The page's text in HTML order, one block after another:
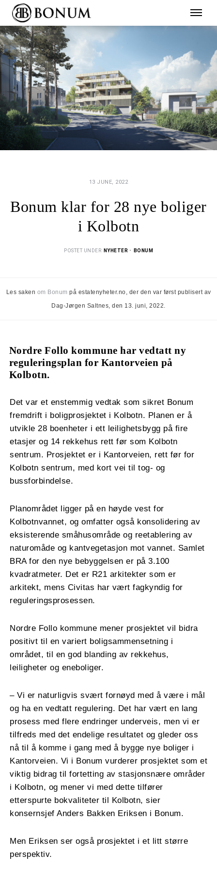
13 JUNE, 2022
Bonum klar for 28 nye boliger
i Kolbotn
POSTET UNDER NYHETER • BONUM
Les saken om Bonum på estatenyheter.no, der den var først publisert av
Dag-Jørgen Saltnes, den 13. juni, 2022.
Nordre Follo kommune har vedtatt ny
reguleringsplan for Kantorveien på
Kolbotn.
Det var et enstemmig vedtak som sikret Bonum
fremdrift i boligprosjektet i Kolbotn. Planen er å
utvikle 28 boenheter i ett leilighetsbygg på fire
etasjer og 14 rekkehus rett før som Kolbotn
sentrum. Prosjektet er i Kantorveien, rett før for
Kolbotn sentrum, med kort vei til tog- og
bussforbindelse.
Planområdet ligger på en høyde vest for
Kolbotnvannet, og omfatter også konsolidering av
eksisterende småhusområde og reetablering av
naturomåde og kantvegetasjon mot vannet. Samlet
BRA for den nye bebyggelsen er på 3.100
kvadratmeter. Det er R21 arkitekter som er
arkitekt, mens Civitas har vært fagkyndig for
reguleringsprosessen.
Nordre Follo kommune mener prosjektet vil bidra
positivt til en variert boligsammensetning i
området, til en god blanding av rekkehus,
leiligheter og eneboliger.
– Vi er naturligvis svært fornøyd med å være i mål
og ha en vedtatt regulering. Det har vært en lang
prosess med flere endringer underveis, men vi er
tilfreds med det endelige resultatet og gleder oss
nå til å komme i gang med å bygge nye boliger i
Kantorveien. Vi i Bonum vurderer prosjektet som et
viktig bidrag til fortetting av stasjonsnære områder
i Kolbotn, og mener vi med dette tilfører
etterspurte bokvaliteter til Kolbotn, sier
konsernsjef Anders Bakken Eriksen i Bonum.
Men Eriksen ser også prosjektet i et litt større
perspektiv.